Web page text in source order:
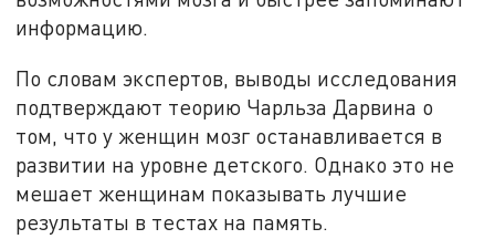
информацию.
По словам экспертов, выводы исследования
подтверждают теорию Чарльза Дарвина о
том, что у женщин мозг останавливается в
развитии на уровне детского. Однако это не
мешает женщинам показывать лучшие
результаты в тестах на память.